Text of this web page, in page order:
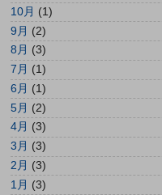
10月 (1)
9月 (2)
8月 (3)
7月 (1)
6月 (1)
5月 (2)
4月 (3)
3月 (3)
2月 (3)
1月 (3)